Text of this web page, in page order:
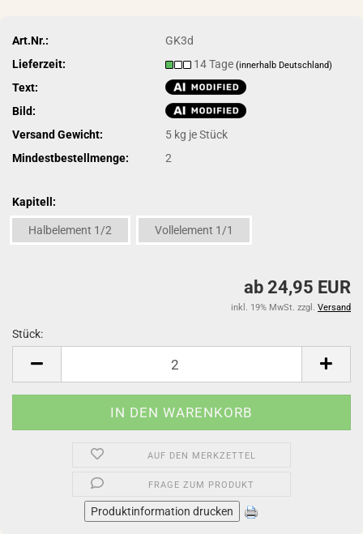
Art.Nr.:
GK3d
Lieferzeit:
14 Tage(innerhalb Deutschland)
Text:
Bild:
Versand Gewicht:
5 kg je Stück
Mindestbestellmenge:
2
Kapitell:
Halbelement 1/2 Vollelement 1/1
ab 24,95 EUR
inkl. 19% MwSt. zzgl. Versand
Stück:
AUF DEN MERKZETTEL
FRAGE ZUM PRODUKT
Produktinformation drucken